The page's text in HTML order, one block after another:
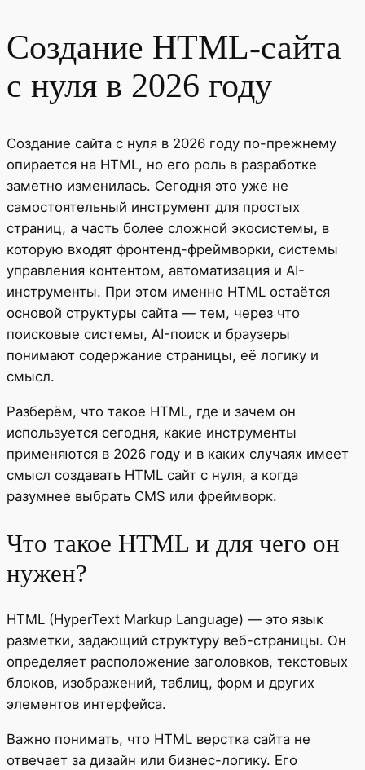
Создание HTML-сайта
с нуля в 2026 году
Создание сайта с нуля в 2026 году по-прежнему
опирается на HTML, но его роль в разработке
заметно изменилась. Сегодня это уже не
самостоятельный инструмент для простых
страниц, а часть более сложной экосистемы, в
которую входят фронтенд-фреймворки, системы
управления контентом, автоматизация и AI-
инструменты. При этом именно HTML остаётся
основой структуры сайта — тем, через что
поисковые системы, AI-поиск и браузеры
понимают содержание страницы, её логику и
смысл.
Разберём, что такое HTML, где и зачем он
используется сегодня, какие инструменты
применяются в 2026 году и в каких случаях имеет
смысл создавать HTML сайт с нуля, а когда
разумнее выбрать CMS или фреймворк.
Что такое HTML и для чего он
нужен?
HTML (HyperText Markup Language) — это язык
разметки, задающий структуру веб-страницы. Он
определяет расположение заголовков, текстовых
блоков, изображений, таблиц, форм и других
элементов интерфейса.
Важно понимать, что HTML верстка сайта не
отвечает за дизайн или бизнес-логику. Его